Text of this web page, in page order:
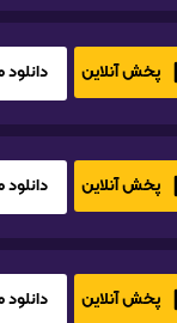
دانلود HD1080 پخش آنلاین
دانلود HD1080 پخش آنلاین
دانلود HD1080 پخش آنلاین